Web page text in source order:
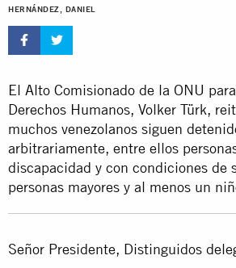
HERNÁNDEZ, DANIEL
El Alto Comisionado de la ONU
Derechos Humanos, Volker Türk,
muchos venezolanos siguen
arbitrariamente, entre ellos
discapacidad y con condiciones de
personas mayores y al menos un
Señor Presidente, Distinguidos